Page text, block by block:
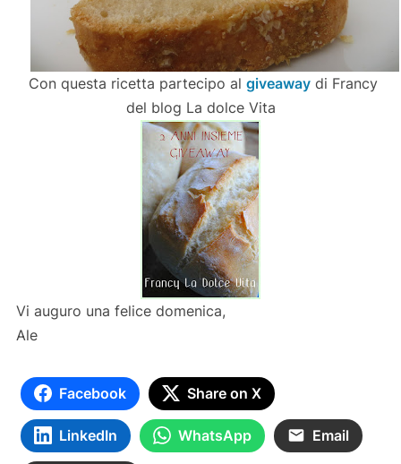
Con questa ricetta partecipo al giveawaydi Francy
del blog La dolce Vita
Vi auguro una felice domenica,
Ale
Facebook Share on X
LinkedIn WhatsApp Email